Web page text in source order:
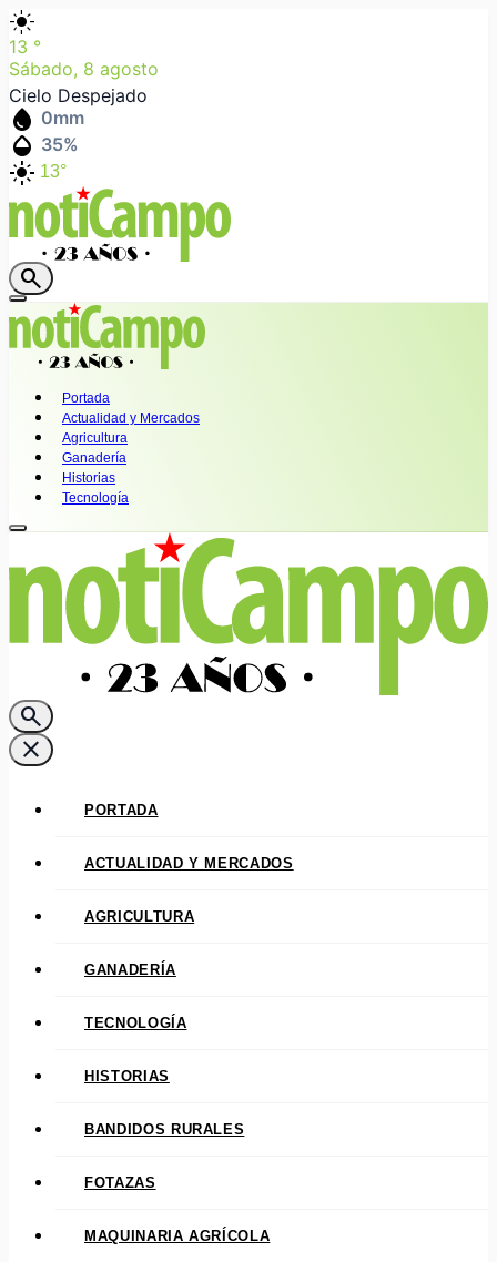
light_mode
13 °
Sábado, 8 agosto
Cielo Despejado
water_drop 0mm
humidity_mid 35%
light_mode 13°
search
Portada
Actualidad y Mercados
Agricultura
Ganadería
Historias
Tecnología
search
close
PORTADA
ACTUALIDAD Y MERCADOS
AGRICULTURA
GANADERÍA
TECNOLOGÍA
HISTORIAS
BANDIDOS RURALES
FOTAZAS
MAQUINARIA AGRÍCOLA